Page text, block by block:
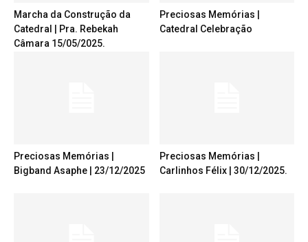
Marcha da Construção da
Catedral | Pra. Rebekah
Câmara 15/05/2025.
Preciosas Memórias |
Catedral Celebração
Preciosas Memórias |
Bigband Asaphe | 23/12/2025
Preciosas Memórias |
Carlinhos Félix | 30/12/2025.